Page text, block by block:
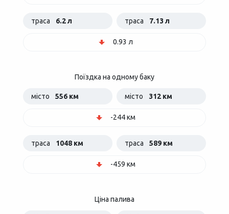
траса 6.2 л траса 7.13 л
0.93 л
Поїздка на одному баку
місто 556 км місто 312 км
-244 км
траса 1048 км траса 589 км
-459 км
Ціна палива